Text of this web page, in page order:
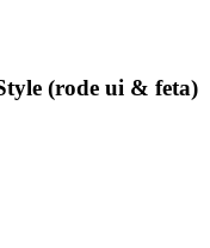
(rode ui & feta)